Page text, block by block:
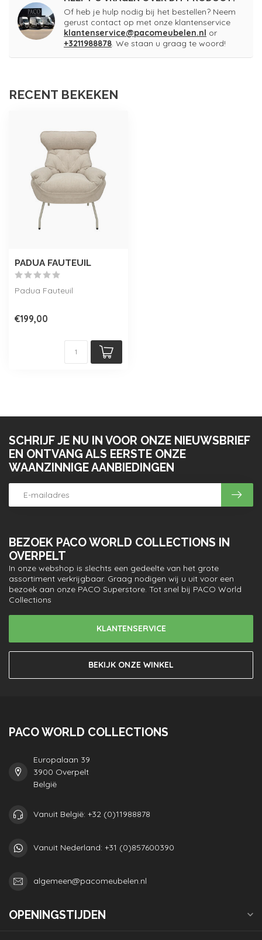
Of heb je hulp nodig bij het bestellen? Neem
gerust contact op met onze klantenservice
klantenservice@pacomeubelen.nl or
+3211988878. We staan u graag te woord!
RECENT BEKEKEN
PADUA FAUTEUIL
Padua Fauteuil
€199,00
BEZOEK PACO WORLD COLLECTIONS IN
OVERPELT
In onze webshop is slechts een gedeelte van het grote
assortiment verkrijgbaar. Graag nodigen wij u uit voor een
bezoek aan onze PACO Superstore. Tot snel bij PACO World
Collections
KLANTENSERVICE
BEKIJK ONZE WINKEL
SCHRIJF JE NU IN VOOR ONZE NIEUWSBRIEF
EN ONTVANG ALS EERSTE ONZE
WAANZINNIGE AANBIEDINGEN
PACO WORLD COLLECTIONS
Europalaan 39
3900 Overpelt
België
Vanuit België: +32 (0)11988878
Vanuit Nederland: +31 (0)857600390
algemeen@pacomeubelen.nl
OPENINGSTIJDEN